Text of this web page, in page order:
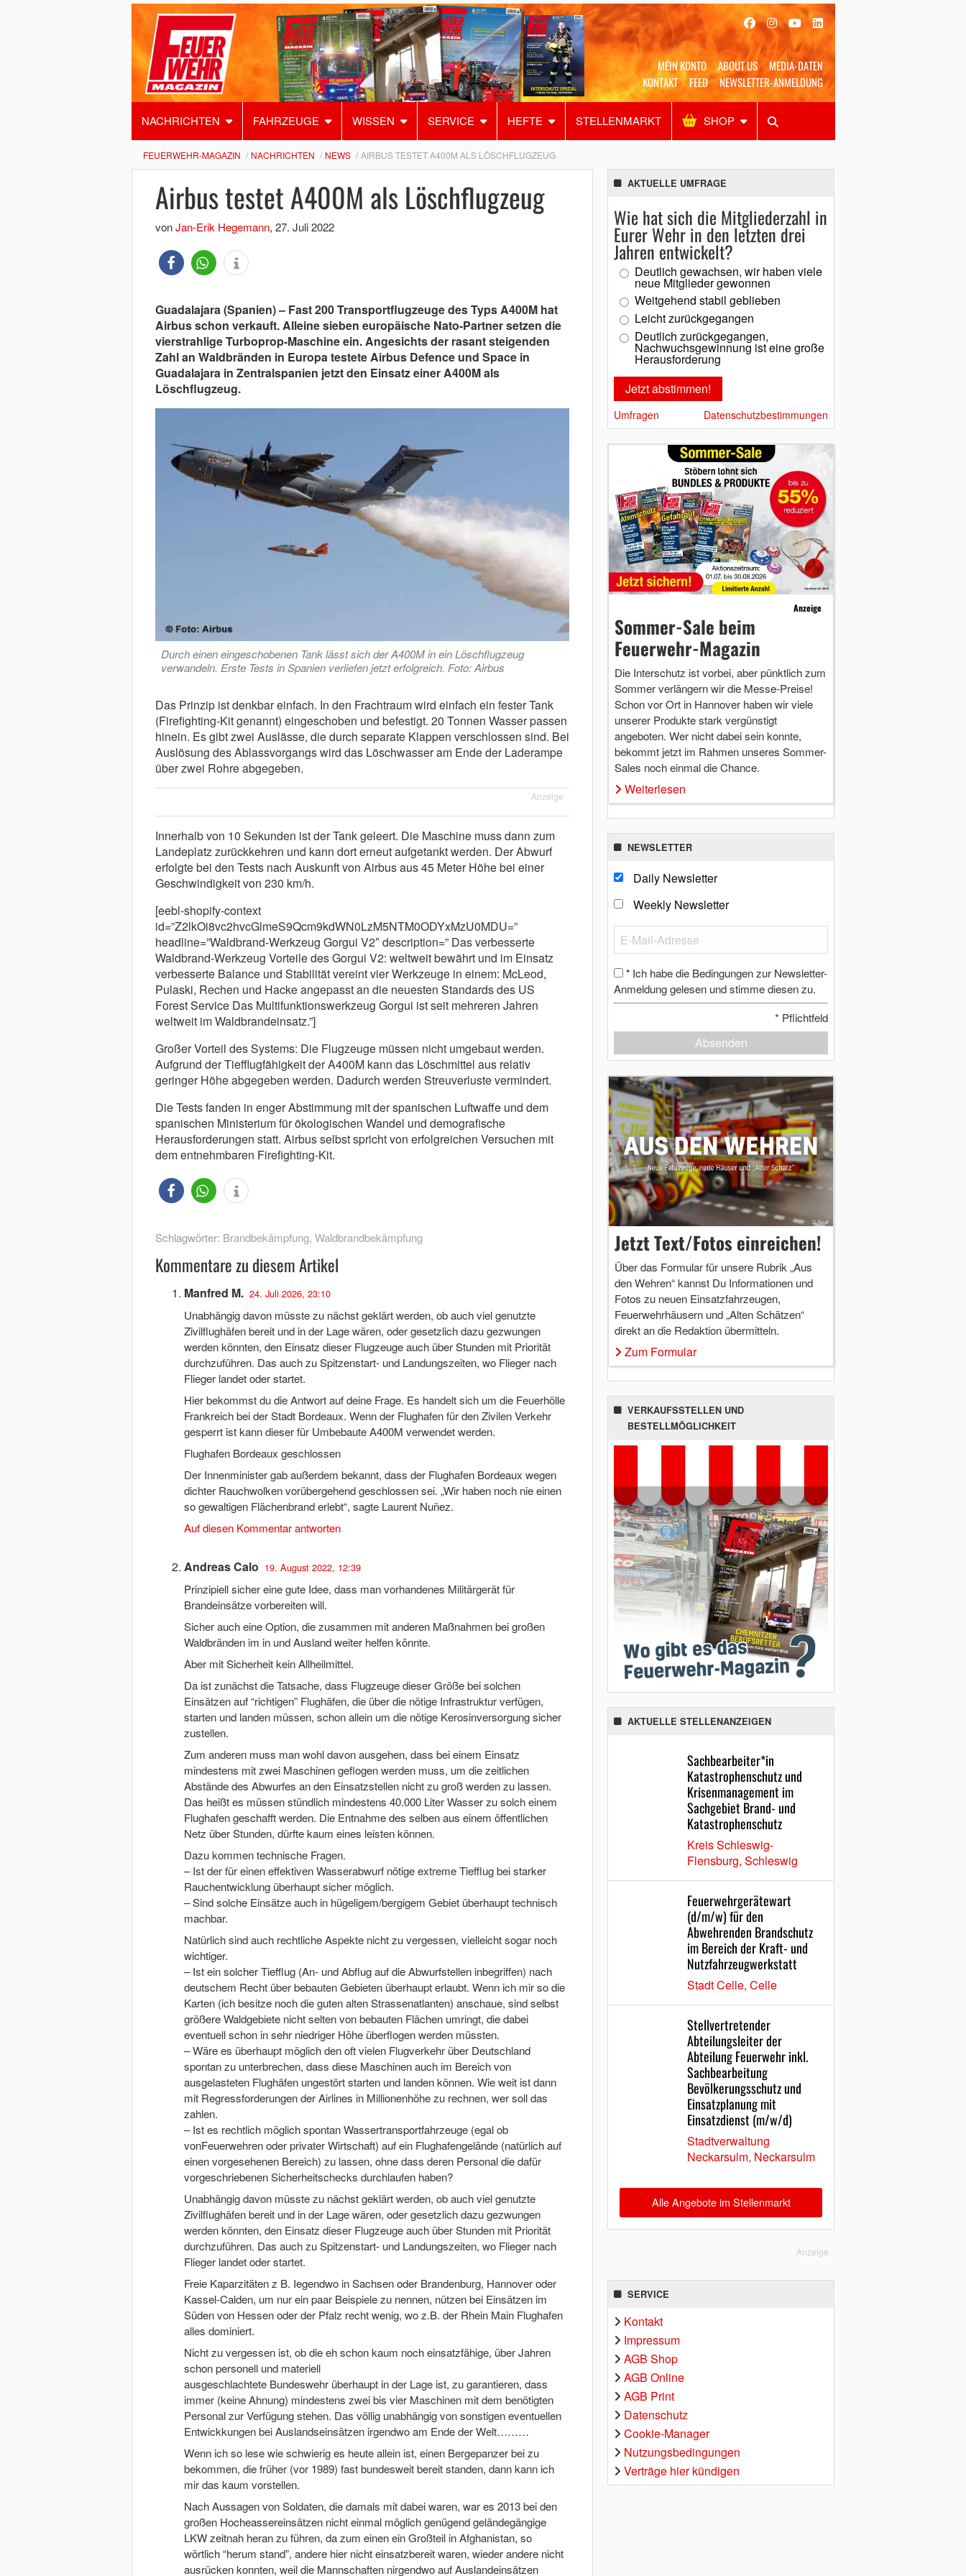
MEIN KONTO ABOUT US
MEDIA-DATEN
KONTAKT
FEED NEWSLETTER-ANMELDUNG
NACHRICHTEN FAHRZEUGE WISSEN SERVICE HEFTE STELLENMARKT SHOP
Alles Shop SUCHEN
FEUERWEHR-MAGAZIN NACHRICHTEN NEWS AIRBUS TESTET A400M ALS LÖSCHFLUGZEUG
Airbus testet A400M als Löschflugzeug
vonJan-Erik Hegemann, 27. Juli 2022
Guadalajara (Spanien) – Fast 200 Transportflugzeuge des Typs A400M hat
Airbus schon verkauft. Alleine sieben europäische Nato-Partner setzen die
vierstrahlige Turboprop-Maschine ein. Angesichts der rasant steigenden
Zahl an Waldbränden in Europa testete Airbus Defence und Space in
Guadalajara in Zentralspanien jetzt den Einsatz einer A400M als
Löschflugzeug.
Durch einen eingeschobenen Tank lässt sich der A400M in ein Löschflugzeug
verwandeln. Erste Tests in Spanien verliefen jetzt erfolgreich. Foto: Airbus
Das Prinzip ist denkbar einfach. In den Frachtraum wird einfach ein fester Tank
(Firefighting-Kit genannt) eingeschoben und befestigt. 20 Tonnen Wasser passen
hinein. Es gibt zwei Auslässe, die durch separate Klappen verschlossen sind. Bei
Auslösung des Ablassvorgangs wird das Löschwasser am Ende der Laderampe
über zwei Rohre abgegeben.
Anzeige
Innerhalb von 10 Sekunden ist der Tank geleert. Die Maschine muss dann zum
Landeplatz zurückkehren und kann dort erneut aufgetankt werden. Der Abwurf
erfolgte bei den Tests nach Auskunft von Airbus aus 45 Meter Höhe bei einer
Geschwindigkeit von 230 km/h.
[eebl-shopify-context
id=”Z2lkOi8vc2hvcGlmeS9Qcm9kdWN0LzM5NTM0ODYxMzU0MDU=”
headline=”Waldbrand-Werkzeug Gorgui V2″ description=” Das verbesserte
Waldbrand-Werkzeug Vorteile des Gorgui V2: weltweit bewährt und im Einsatz
verbesserte Balance und Stabilität vereint vier Werkzeuge in einem: McLeod,
Pulaski, Rechen und Hacke angepasst an die neuesten Standards des US
Forest Service Das Multifunktionswerkzeug Gorgui ist seit mehreren Jahren
weltweit im Waldbrandeinsatz.”]
Großer Vorteil des Systems: Die Flugzeuge müssen nicht umgebaut werden.
Aufgrund der Tiefflugfähigkeit der A400M kann das Löschmittel aus relativ
geringer Höhe abgegeben werden. Dadurch werden Streuverluste vermindert.
Die Tests fanden in enger Abstimmung mit der spanischen Luftwaffe und dem
spanischen Ministerium für ökologischen Wandel und demografische
Herausforderungen statt. Airbus selbst spricht von erfolgreichen Versuchen mit
dem entnehmbaren Firefighting-Kit.
Schlagwörter: Brandbekämpfung, Waldbrandbekämpfung
Kommentare zu diesem Artikel
Manfred M. 24. Juli 2026, 23:10
Unabhängig davon müsste zu nächst geklärt werden, ob auch viel genutzte
Zivilflughäfen bereit und in der Lage wären, oder gesetzlich dazu gezwungen
werden könnten, den Einsatz dieser Flugzeuge auch über Stunden mit Priorität
durchzuführen. Das auch zu Spitzenstart- und Landungszeiten, wo Flieger nach
Flieger landet oder startet.
Hier bekommst du die Antwort auf deine Frage. Es handelt sich um die Feuerhölle
Frankreich bei der Stadt Bordeaux. Wenn der Flughafen für den Zivilen Verkehr
gesperrt ist kann dieser für Umbebaute A400M verwendet werden.
Flughafen Bordeaux geschlossen
Der Innenminister gab außerdem bekannt, dass der Flughafen Bordeaux wegen
dichter Rauchwolken vorübergehend geschlossen sei. „Wir haben noch nie einen
so gewaltigen Flächenbrand erlebt“, sagte Laurent Nuñez.
Auf diesen Kommentar antworten
Andreas Calo 19. August 2022, 12:39
Prinzipiell sicher eine gute Idee, dass man vorhandenes Militärgerät für
Brandeinsätze vorbereiten will.
Sicher auch eine Option, die zusammen mit anderen Maßnahmen bei großen
Waldbränden im in und Ausland weiter helfen könnte.
Aber mit Sicherheit kein Allheilmittel.
Da ist zunächst die Tatsache, dass Flugzeuge dieser Größe bei solchen
Einsätzen auf “richtigen” Flughäfen, die über die nötige Infrastruktur verfügen,
starten und landen müssen, schon allein um die nötige Kerosinversorgung sicher
zustellen.
Zum anderen muss man wohl davon ausgehen, dass bei einem Einsatz
mindestens mit zwei Maschinen geflogen werden muss, um die zeitlichen
Abstände des Abwurfes an den Einsatzstellen nicht zu groß werden zu lassen.
Das heißt es müssen stündlich mindestens 40.000 Liter Wasser zu solch einem
Flughafen geschafft werden. Die Entnahme des selben aus einem öffentlichen
Netz über Stunden, dürfte kaum eines leisten können.
Dazu kommen technische Fragen.
– Ist der für einen effektiven Wasserabwurf nötige extreme Tiefflug bei starker
Rauchentwicklung überhaupt sicher möglich.
– Sind solche Einsätze auch in hügeligem/bergigem Gebiet überhaupt technisch
machbar.
Natürlich sind auch rechtliche Aspekte nicht zu vergessen, vielleicht sogar noch
wichtiger.
– Ist ein solcher Tiefflug (An- und Abflug auf die Abwurfstellen inbegriffen) nach
deutschem Recht über bebauten Gebieten überhaupt erlaubt. Wenn ich mir so die
Karten (ich besitze noch die guten alten Strassenatlanten) anschaue, sind selbst
größere Waldgebiete nicht selten von bebauten Flächen umringt, die dabei
eventuell schon in sehr niedriger Höhe überflogen werden müssten.
– Wäre es überhaupt möglich den oft vielen Flugverkehr über Deutschland
spontan zu unterbrechen, dass diese Maschinen auch im Bereich von
ausgelasteten Flughäfen ungestört starten und landen können. Wie weit ist dann
mit Regressforderungen der Airlines in Millionenhöhe zu rechnen, wer soll das
zahlen.
– Ist es rechtlich möglich spontan Wassertransportfahrzeuge (egal ob
vonFeuerwehren oder privater Wirtschaft) auf ein Flughafengelände (natürlich auf
einen vorgesehenen Bereich) zu lassen, ohne dass deren Personal die dafür
vorgeschriebenen Sicherheitschecks durchlaufen haben?
Unabhängig davon müsste zu nächst geklärt werden, ob auch viel genutzte
Zivilflughäfen bereit und in der Lage wären, oder gesetzlich dazu gezwungen
werden könnten, den Einsatz dieser Flugzeuge auch über Stunden mit Priorität
durchzuführen. Das auch zu Spitzenstart- und Landungszeiten, wo Flieger nach
Flieger landet oder startet.
Freie Kaparzitäten z B. Iegendwo in Sachsen oder Brandenburg, Hannover oder
Kassel-Calden, um nur ein paar Beispiele zu nennen, nützen bei Einsätzen im
Süden von Hessen oder der Pfalz recht wenig, wo z.B. der Rhein Main Flughafen
alles dominiert.
Nicht zu vergessen ist, ob die eh schon kaum noch einsatzfähige, über Jahren
schon personell und materiell
ausgeschlachtete Bundeswehr überhaupt in der Lage ist, zu garantieren, dass
immer (keine Ahnung) mindestens zwei bis vier Maschinen mit dem benötigten
Personal zur Verfügung stehen. Das völlig unabhängig von sonstigen eventuellen
Entwickkungen bei Auslandseinsätzen irgendwo am Ende der Welt………
Wenn ich so lese wie schwierig es heute allein ist, einen Bergepanzer bei zu
bekommen, die früher (vor 1989) fast bundesweit bereit standen, dann kann ich
mir das kaum vorstellen.
Nach Aussagen von Soldaten, die damals mit dabei waren, war es 2013 bei den
großen Hocheassereinsätzen nicht einmal möglich genügend geländegängige
LKW zeitnah heran zu führen, da zum einen ein Großteil in Afghanistan, so
wörtlich “herum stand”, andere hier nicht einsatzbereit waren, wieder andere nicht
ausrücken konnten, weil die Mannschaften nirgendwo auf Auslandeinsätzen
AKTUELLE UMFRAGE
Wie hat sich die Mitgliederzahl in
Eurer Wehr in den letzten drei
Jahren entwickelt?
Deutlich gewachsen, wir haben viele
neue Mitglieder gewonnen
Weitgehend stabil geblieben
Leicht zurückgegangen
Deutlich zurückgegangen,
Nachwuchsgewinnung ist eine große
Herausforderung
Umfragen Datenschutzbestimmungen
Anzeige
Sommer-Sale beim
Feuerwehr-Magazin
Die Interschutz ist vorbei, aber pünktlich zum
Sommer verlängern wir die Messe-Preise!
Schon vor Ort in Hannover haben wir viele
unserer Produkte stark vergünstigt
angeboten. Wer nicht dabei sein konnte,
bekommt jetzt im Rahmen unseres Sommer-
Sales noch einmal die Chance.
Weiterlesen
NEWSLETTER
Daily Newsletter
Weekly Newsletter
* Ich habe die Bedingungen zur Newsletter-
Anmeldung gelesen und stimme diesen zu.
* Pflichtfeld
Absenden
Jetzt Text/Fotos einreichen!
Über das Formular für unsere Rubrik „Aus
den Wehren“ kannst Du Informationen und
Fotos zu neuen Einsatzfahrzeugen,
Feuerwehrhäusern und „Alten Schätzen“
direkt an die Redaktion übermitteln.
Zum Formular
VERKAUFSSTELLEN UND
BESTELLMÖGLICHKEIT
AKTUELLE STELLENANZEIGEN
Sachbearbeiter*in
Katastrophenschutz und
Krisenmanagement im
Sachgebiet Brand- und
Katastrophenschutz
Kreis Schleswig-
Flensburg, Schleswig
Feuerwehrgerätewart
(d/m/w) für den
Abwehrenden Brandschutz
im Bereich der Kraft- und
Nutzfahrzeugwerkstatt
Stadt Celle, Celle
Stellvertretender
Abteilungsleiter der
Abteilung Feuerwehr inkl.
Sachbearbeitung
Bevölkerungsschutz und
Einsatzplanung mit
Einsatzdienst (m/w/d)
Stadtverwaltung
Neckarsulm, Neckarsulm
Alle Angebote im Stellenmarkt
Anzeige
SERVICE
Kontakt
Impressum
AGB Shop
AGB Online
AGB Print
Datenschutz
Cookie-Manager
Nutzungsbedingungen
Verträge hier kündigen